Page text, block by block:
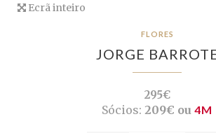
Ecrã inteiro
FLORES
JORGE
295€
Sócios: 209€ ou 4M